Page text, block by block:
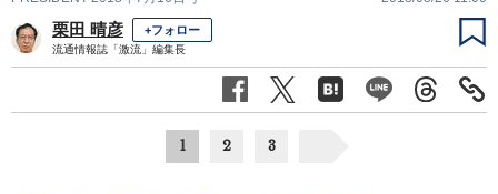
栗田 晴彦 +フォロー
流通情報誌「激流」編集長
1 2 3